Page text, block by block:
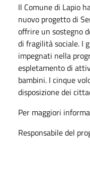
Il Comune di Lapio
nuovo progetto di
offrire un sostegno
di fragilità sociale. I
impegnati nella
espletamento di
bambini. I cinque
disposizione dei
Per maggiori
Responsabile del